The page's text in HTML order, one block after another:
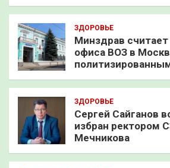
ЗДОРОВЬЕ
Минздрав
офиса ВОЗ в
ЗДОРОВЬЕ
Сергей Сайганов
избран ректором
Мечникова